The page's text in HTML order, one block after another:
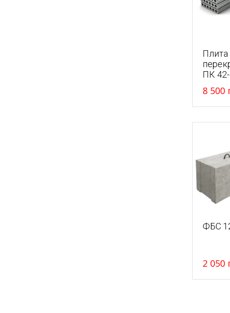
Плита
ПК
8 500
ФБС
2 050